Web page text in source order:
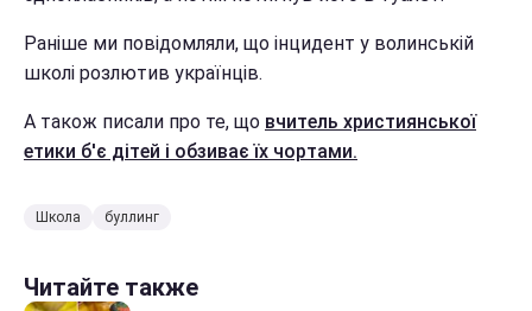
Раніше ми повідомляли, що інцидент у волинській
школі розлютив українців.
А також писали про те, що вчитель християнської
етики б'є дітей і обзиває їх чортами.
Школа буллинг
Читайте также